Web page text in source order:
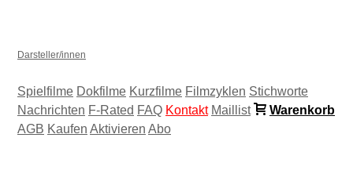
Darsteller/innen
Spielfilme Dokfilme Kurzfilme Filmzyklen Stichworte
Nachrichten F-Rated FAQ Kontakt Maillist
Warenkorb
AGB Kaufen Aktivieren Abo